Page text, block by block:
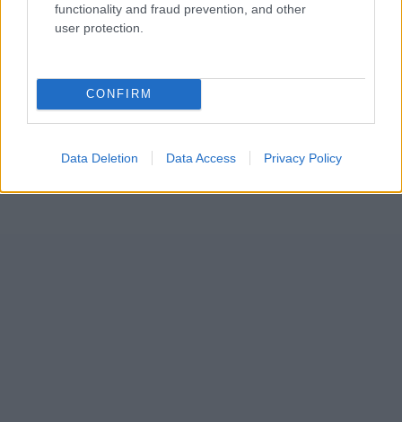
functionality and fraud prevention, and other
user protection.
CONFIRM
Data Deletion Data Access Privacy Policy